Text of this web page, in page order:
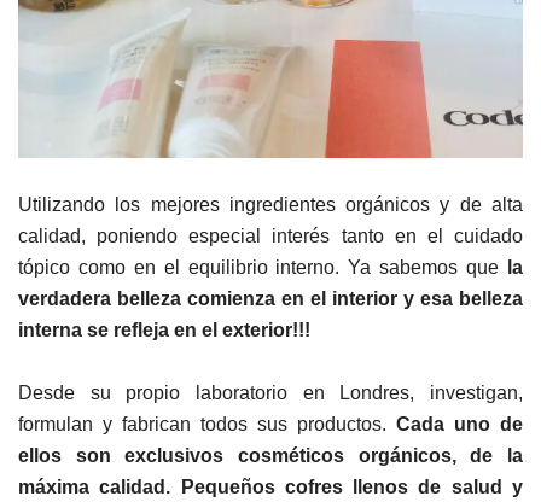
Utilizando los mejores ingredientes orgánicos y de alta
calidad, poniendo especial interés tanto en el cuidado
tópico como en el equilibrio interno. Ya sabemos que
la
verdadera belleza comienza en el interior y esa belleza
interna se refleja en el exterior!!!
Desde su propio laboratorio en Londres, investigan,
formulan y fabrican todos sus productos. Cada uno de
ellos son exclusivos cosméticos orgánicos, de la
máxima calidad. Pequeños cofres llenos de salud y